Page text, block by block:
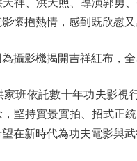
懷抱熱情，感到既欣慰
影機揭開吉祥紅布，全
依託數十年功夫影視行
堅持實景實拍、招式正
在新時代為功夫電影與武